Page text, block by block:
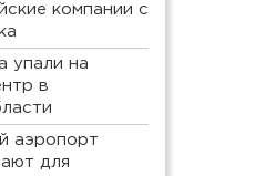
компании с
упали на
в
аэропорт
для